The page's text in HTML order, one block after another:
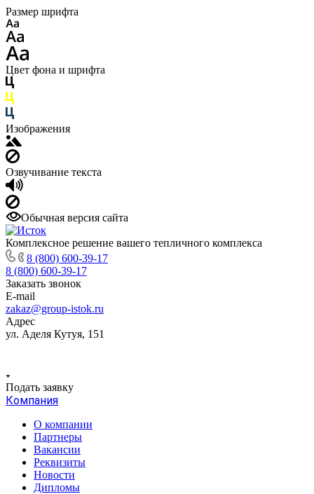
Размер шрифта
Цвет фона и шрифта
Изображения
Озвучивание текста
Обычная версия сайта
Комплексное решение вашего тепличного комплекса
8 (800) 600-39-17
8 (800) 600-39-17
Заказать звонок
E-mail
zakaz@group-istok.ru
Адрес
ул. Аделя Кутуя, 151
Подать заявку
Компания
О компании
Партнеры
Вакансии
Реквизиты
Новости
Дипломы